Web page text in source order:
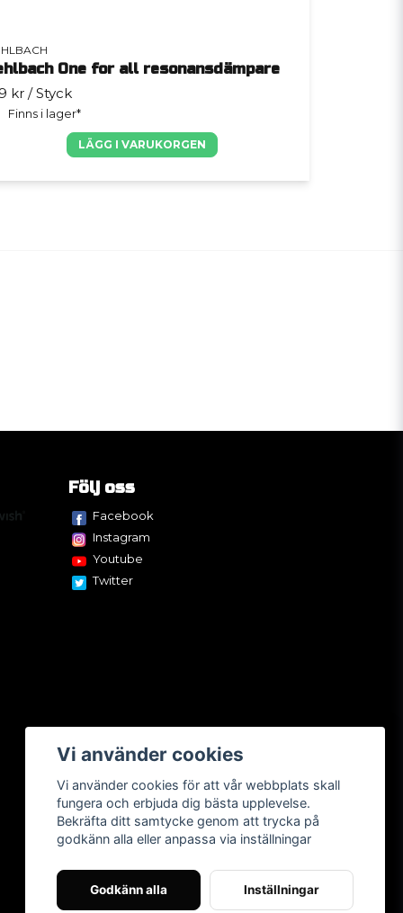
One for all resonansdämpare
kr / Styck
Finns i lager*
LÄGG I VARUKORGEN
Följ oss
Facebook
Instagram
Youtube
Twitter
Vi använder cookies
Vi använder cookies för att vår webbplats skall
fungera och erbjuda dig bästa upplevelse.
Bekräfta ditt samtycke genom att trycka på
godkänn alla eller anpassa via inställningar
Godkänn alla Inställningar